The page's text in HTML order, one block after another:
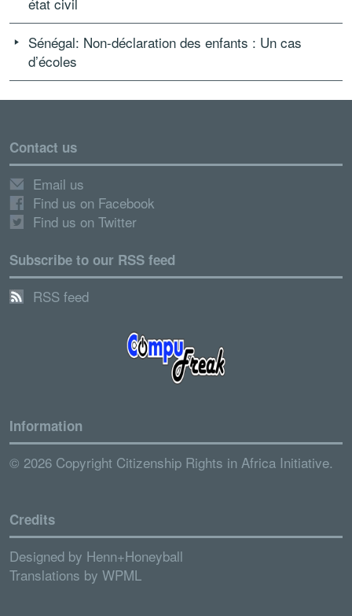
Sénégal: Non-déclaration des enfants : Un cas
d’écoles
Contact us
Email us
Find us on Facebook
Find us on Twitter
Subscribe to our RSS feed
RSS feed
Information
© 2026 Copyright Citizenship Rights in Africa Initiative.
Credits
Designed by Henn+Honeyball
Translations by WPML